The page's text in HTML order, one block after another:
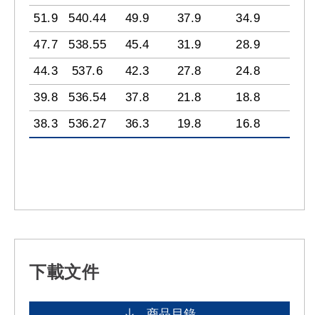
51.9
540.44 49.9 37.9
34.9
47.7
538.55 45.4 31.9
28.9
44.3
537.6 42.3 27.8
24.8
39.8
536.54 37.8 21.8
18.8
38.3
536.27 36.3 19.8 16.8
下載文件